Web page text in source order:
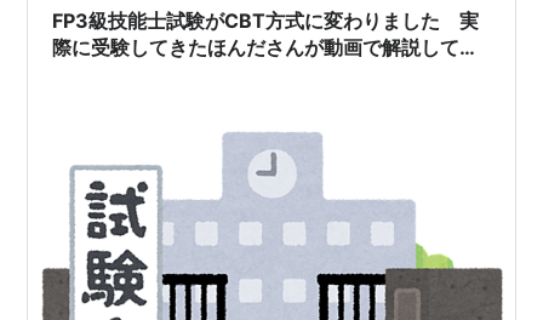
ガルマインド LEC FP試験対策研究…
FP3級技能士試験がCBT方式に変わりました 実
際に受験してきたほんださんが動画で解説してい